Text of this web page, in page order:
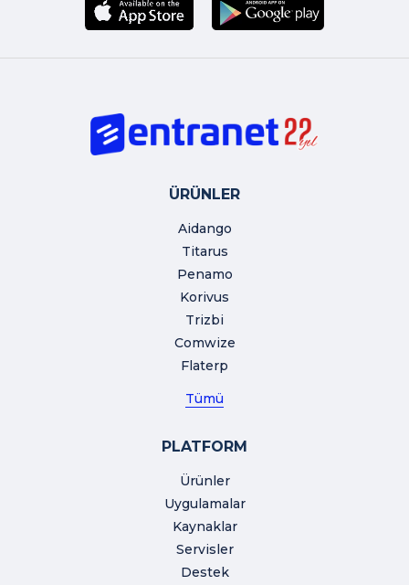
ÜRÜNLER
Aidango
Titarus
Penamo
Korivus
Trizbi
Comwize
Flaterp
Tümü
PLATFORM
Ürünler
Uygulamalar
Kaynaklar
Servisler
Destek